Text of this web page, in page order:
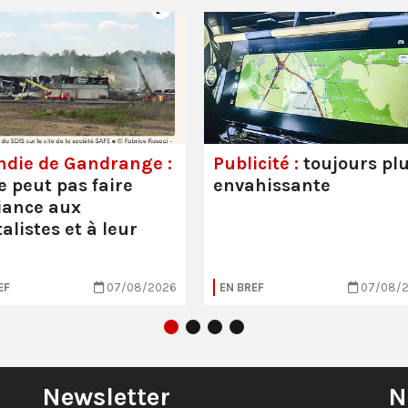
de Gandrange :
peut pas faire
aux
et à leur
07/08/2026
Publicité : toujours
envahissante
EN BREF 07/08/
Newsletter